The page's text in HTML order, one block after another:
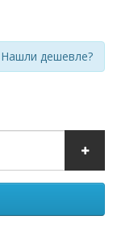
Нашли дешевле?